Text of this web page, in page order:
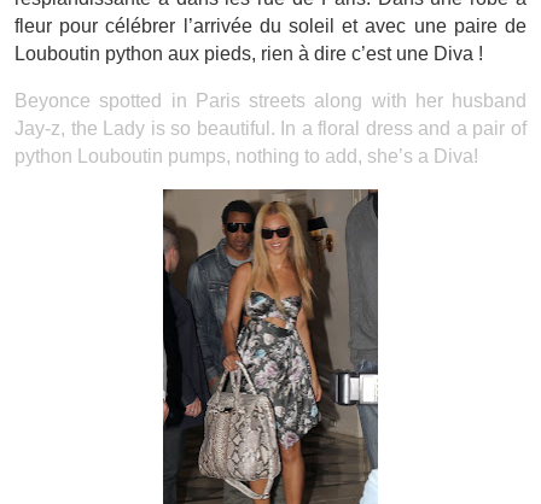
fleur pour célébrer l’arrivée du soleil et avec une paire de
Louboutin python aux pieds, rien à dire c’est une Diva !
Beyonce spotted in Paris streets along with her husband
Jay-z, the Lady is so beautiful. In a floral dress and a pair of
python Louboutin pumps, nothing to add, she’s a Diva!